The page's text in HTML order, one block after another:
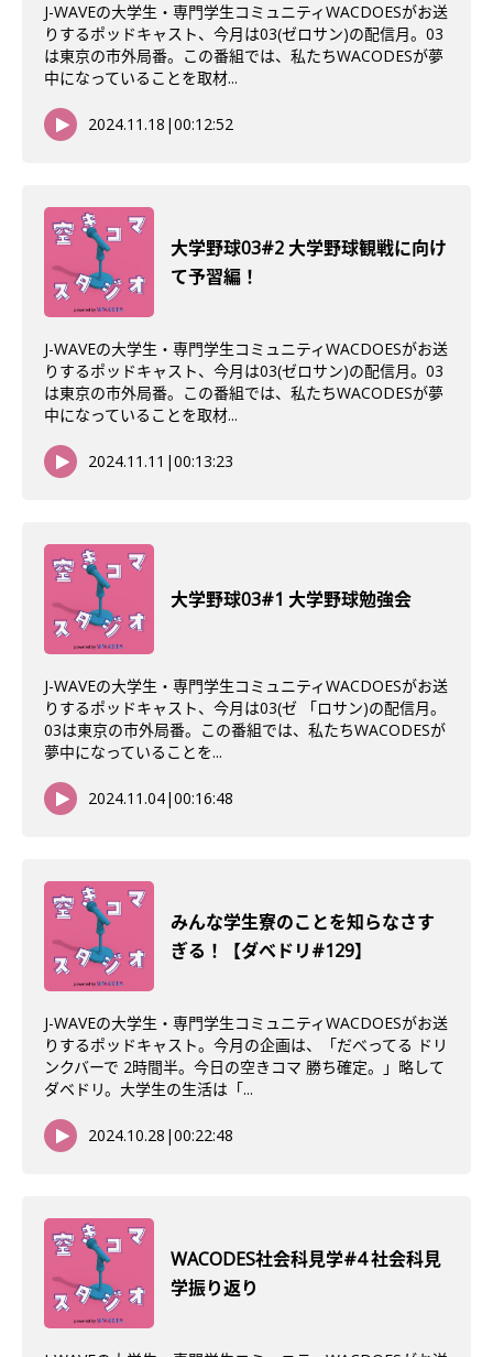
J-WAVEの大学生・専門学生コミュニティWACDOESがお送
りするポッドキャスト、今月は03(ゼロサン)の配信月。03
は東京の市外局番。この番組では、私たちWACODESが夢
中になっていることを取材...
2024.11.18 |00:12:52
大学野球03#2 大学野球観戦に向け
て予習編！
J-WAVEの大学生・専門学生コミュニティWACDOESがお送
りするポッドキャスト、今月は03(ゼロサン)の配信月。03
は東京の市外局番。この番組では、私たちWACODESが夢
中になっていることを取材...
2024.11.11 |00:13:23
大学野球03#1 大学野球勉強会
J-WAVEの大学生・専門学生コミュニティWACDOESがお送
りするポッドキャスト、今月は03(ゼ 「ロサン)の配信月。
03は東京の市外局番。この番組では、私たちWACODESが
夢中になっていることを...
2024.11.04|00:16:48
みんな学生寮のことを知らなさす
ぎる！【ダべドリ#129】
J-WAVEの大学生・専門学生コミュニティWACDOESがお送
りするポッドキャスト。今月の企画は、「だべってる ドリ
ンクバーで 2時間半。今日の空きコマ 勝ち確定。」略して
ダベドリ。大学生の生活は「...
2024.10.28 |00:22:48
WACODES社会科見学#4 社会科見
学振り返り